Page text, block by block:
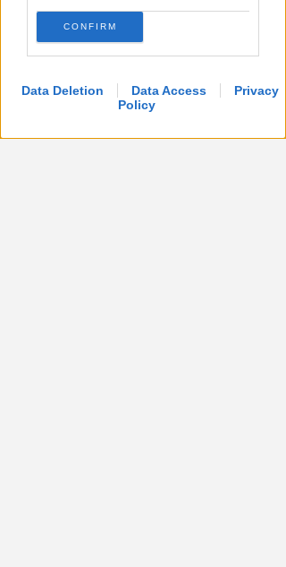
CONFIRM
Data Deletion Data Access
Privacy
Policy